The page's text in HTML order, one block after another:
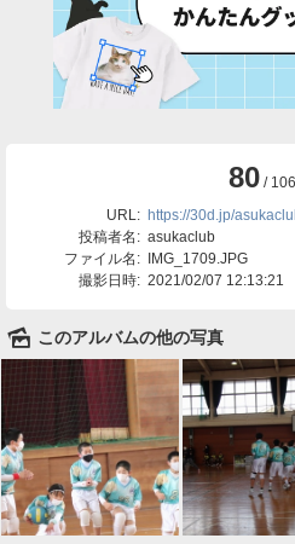
80 /
URL: https://30d.jp/
投稿者名: asukaclub
ファイル名: IMG_1709.JPG
撮影日時: 2021/02/07 12:13:21
🌄 このアルバムの他の写真